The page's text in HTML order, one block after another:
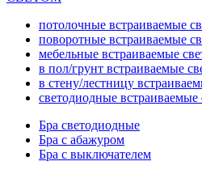
потолочные встраиваемые
поворотные встраиваемые
мебельные встраиваемые
в пол/грунт встраиваемые
в стену/лестницу
светодиодные встраиваемые
Бра светодиодные
Бра с абажуром
Бра с выключателем